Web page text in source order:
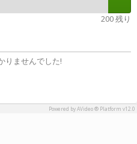
200 残り
りませんでした!
Powered by AVideo ® Platform v12.0